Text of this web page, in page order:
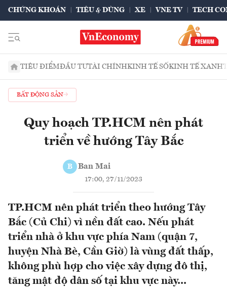
CHỨNG KHOÁN TIÊU & DÙNG XE VNE TV TECH
TIÊU ĐIỂMĐẦU TƯTÀI CHÍNHKINH TẾ SỐKINH TẾ XANH
BẤT ĐỘNG SẢN
Quy hoạch TP.HCM nên phát
triển về hướng Tây Bắc
B Ban Mai
17:00, 27/11/2023
TP.HCM nên phát triển theo hướng Tây
Bắc (Củ Chi) vì nền đất cao. Nếu phát
triển nhà ở khu vực phía Nam (quận 7,
huyện Nhà Bè, Cần Giờ) là vùng đất thấp,
không phù hợp cho việc xây dựng đô thị,
tăng mật độ dân số tại khu vực này...